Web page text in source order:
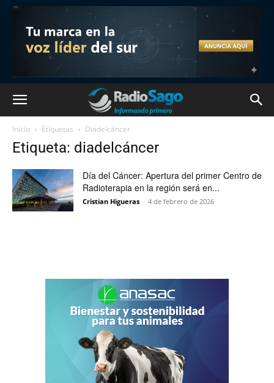
Inicio Etiquetas Diadelcáncer
Etiqueta: diadelcáncer
Día del Cáncer: Apertura del primer Centro de
Radioterapia en la región será en...
Cristian Higueras - 4 de febrero de 2026